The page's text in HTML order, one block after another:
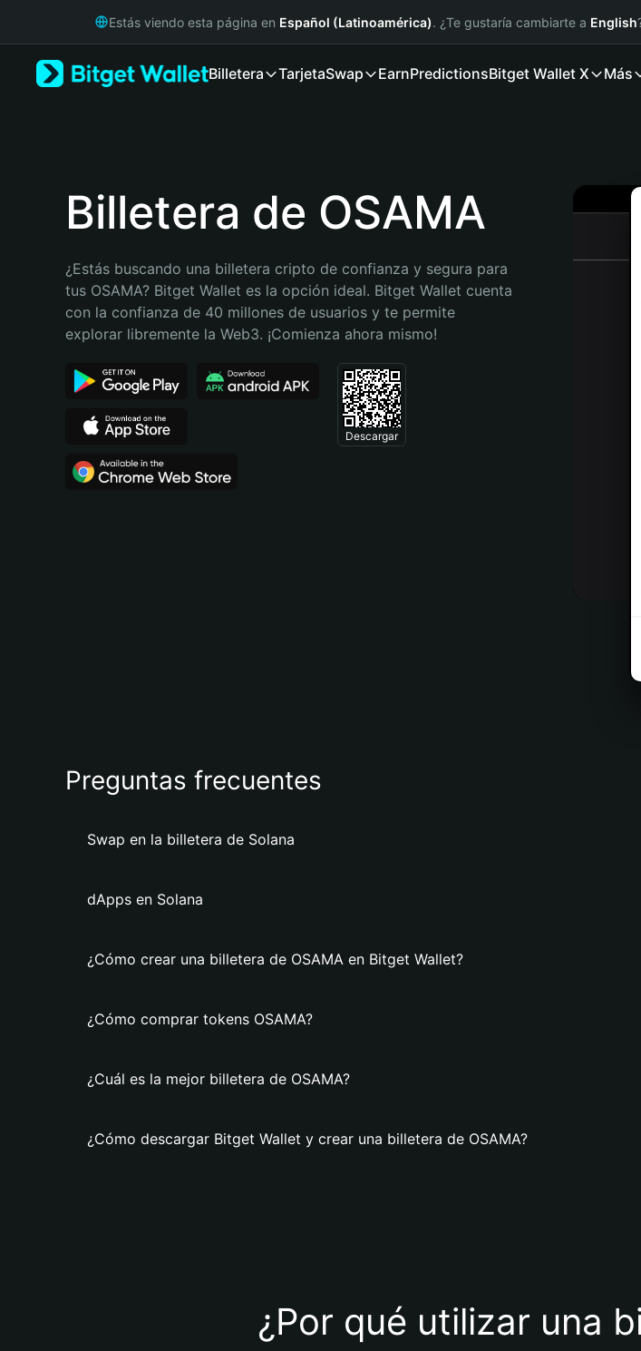
Русский
Bahasa Indonesia
Português (Brasil)
Estás viendo esta página en Español (Latinoamérica). ¿Te gustaría cambiarte a English
Billetera TarjetaSwap EarnPredictionsBitget Wallet X Más
Billetera de OSAMA
¿Estás buscando una billetera cripto de confianza y segura para
tus OSAMA? Bitget Wallet es la opción ideal. Bitget Wallet cuenta
con la confianza de 40 millones de usuarios y te permite
explorar libremente la Web3. ¡Comienza ahora mismo!
Descargar
Preguntas frecuentes
Swap en la billetera de Solana
dApps en Solana
¿Cómo crear una billetera de OSAMA en Bitget Wallet?
¿Cómo comprar tokens OSAMA?
¿Cuál es la mejor billetera de OSAMA?
¿Cómo descargar Bitget Wallet y crear una billetera de OSAMA?
¿Por qué utilizar una